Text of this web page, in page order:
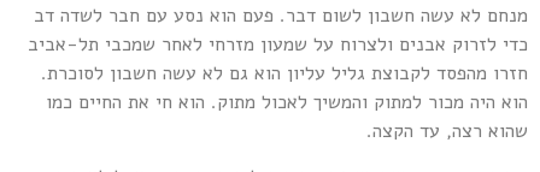
לא עשה חשבון לשום דבר. פעם הוא נסע עם חבר לשדה דב
לזרוק אבנים ולצרוח על שמעון מזרחי לאחר שמכבי תל-אביב
מהפסד לקבוצת גליל עליון הוא גם לא עשה חשבון לסוכרת.
היה מכור למתוק והמשיך לאכול מתוק. הוא חי את החיים כמו
רצה, עד הקצה.